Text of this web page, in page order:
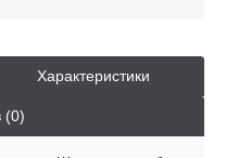
Характеристики
(0)